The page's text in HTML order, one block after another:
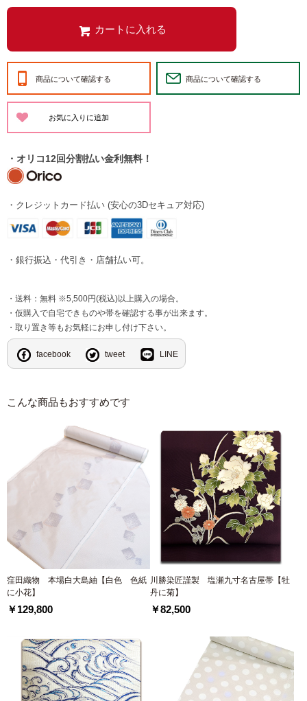
商品について確認する 商品について確認する
・オリコ12回分割払い金利無料！
・クレジットカード払い (安心の3Dセキュア対応)
・銀行振込・代引き・店舗払い可。
・送料：無料 ※5,500円(税込)以上購入の場合。
・仮購入で自宅できものや帯を確認する事が出来ます。
・取り置き等もお気軽にお申し付け下さい。
facebook tweet LINE
こんな商品もおすすめです
窪田織物 本場白大島紬【白色 色紙
に小花】
￥129,800
川勝染匠謹製 塩瀬九寸名古屋帯【牡
丹に菊】
￥82,500